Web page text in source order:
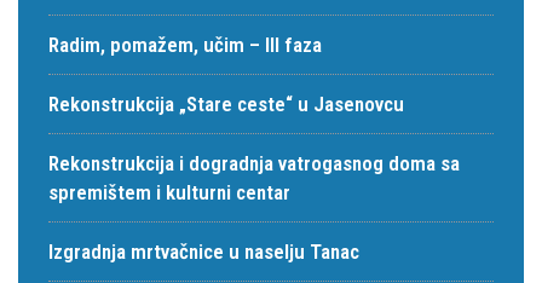
Radim, pomažem, učim – III faza
Rekonstrukcija „Stare ceste“ u Jasenovcu
Rekonstrukcija i dogradnja vatrogasnog doma sa
spremištem i kulturni centar
Izgradnja mrtvačnice u naselju Tanac